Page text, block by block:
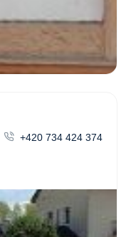
+420 734 424 374